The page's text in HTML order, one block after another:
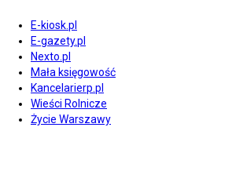
E-kiosk.pl
E-gazety.pl
Nexto.pl
Mała księgowość
Kancelarierp.pl
Wieści Rolnicze
Życie Warszawy